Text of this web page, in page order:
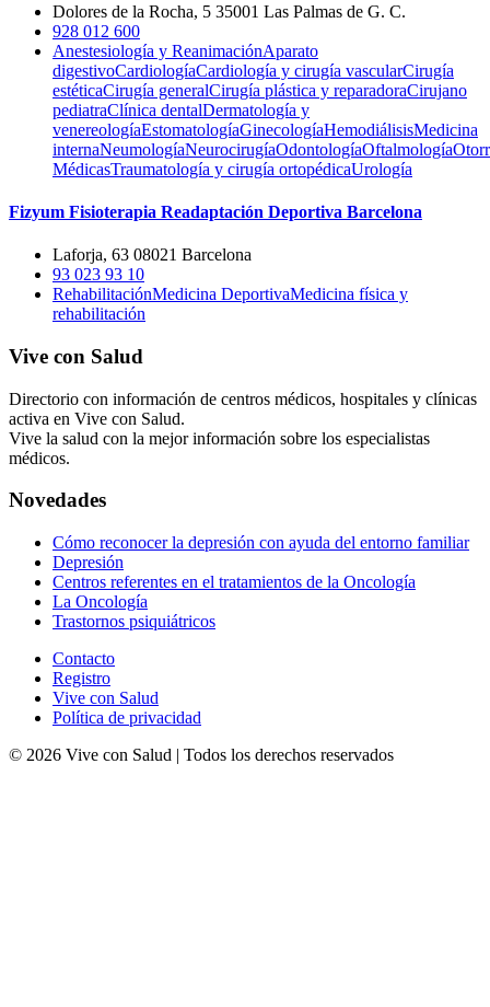
Dolores de la Rocha, 5 35001 Las Palmas de G. C.
928 012 600
Anestesiología y ReanimaciónAparato
digestivoCardiologíaCardiología y cirugía vascularCirugía
estéticaCirugía generalCirugía plástica y reparadoraCirujano
pediatraClínica dentalDermatología y
venereologíaEstomatologíaGinecologíaHemodiálisisMedicina
internaNeumologíaNeurocirugíaOdontologíaOftalmología
MédicasTraumatología y cirugía ortopédicaUrología
Fizyum Fisioterapia Readaptación Deportiva Barcelona
Laforja, 63 08021 Barcelona
93 023 93 10
RehabilitaciónMedicina DeportivaMedicina física y
rehabilitación
Vive con Salud
Directorio con información de centros médicos, hospitales y clínicas
activa en Vive con Salud.
Vive la salud con la mejor información sobre los especialistas
médicos.
Novedades
Cómo reconocer la depresión con ayuda del entorno familiar
Depresión
Centros referentes en el tratamientos de la Oncología
La Oncología
Trastornos psiquiátricos
Contacto
Registro
Vive con Salud
Política de privacidad
© 2026 Vive con Salud | Todos los derechos reservados